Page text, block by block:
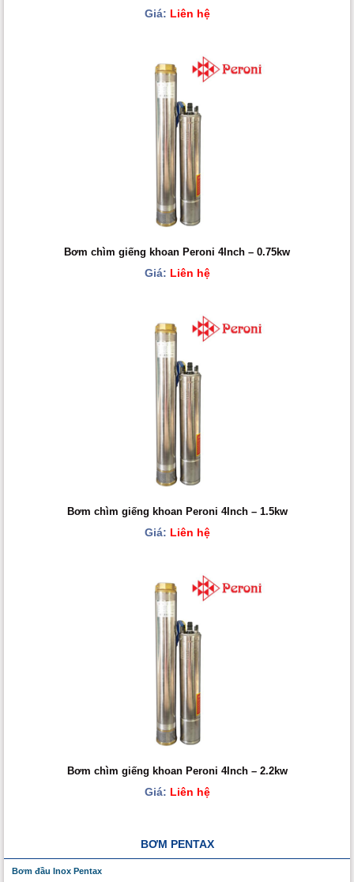
Giá: Liên hệ
Bơm chìm giếng khoan Peroni 4Inch – 0.75kw
Giá: Liên hệ
Bơm chìm giếng khoan Peroni 4Inch – 1.5kw
Giá: Liên hệ
Bơm chìm giếng khoan Peroni 4Inch – 2.2kw
Giá: Liên hệ
BƠM PENTAX
Bơm đầu Inox Pentax